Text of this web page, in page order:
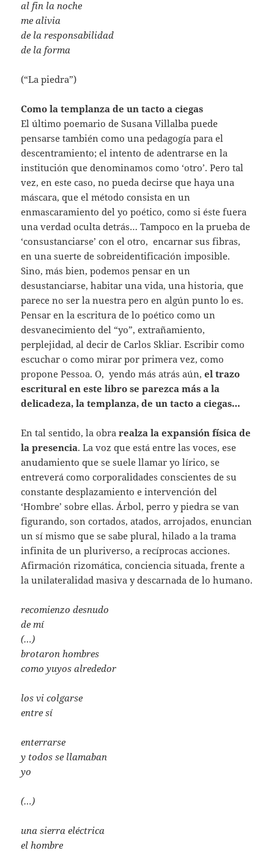
al fin la noche
me alivia
de la responsabilidad
de la forma
(“La piedra”)
Como la templanza de un tacto a ciegas
El último poemario de Susana Villalba puede
pensarse también como una pedagogía para el
descentramiento; el intento de adentrarse en la
institución que denominamos como ‘otro’. Pero tal
vez, en este caso, no pueda decirse que haya una
máscara, que el método consista en un
enmascaramiento del yo poético, como si éste fuera
una verdad oculta detrás… Tampoco en la prueba de
‘consustanciarse’ con el otro, encarnar sus fibras,
en una suerte de sobreidentificación imposible.
Sino, más bien, podemos pensar en un
desustanciarse, habitar una vida, una historia, que
parece no ser la nuestra pero en algún punto lo es.
Pensar en la escritura de lo poético como un
desvanecimiento del “yo”, extrañamiento,
perplejidad, al decir de Carlos Skliar. Escribir como
escuchar o como mirar por primera vez, como
propone Pessoa. O, yendo más atrás aún,el trazo
escritural en este libro se parezca más a la
delicadeza, la templanza, de un tacto a ciegas…
En tal sentido, la obrarealza la expansión física de
la presencia. La voz que está entre las voces, ese
anudamiento que se suele llamar yo lírico, se
entreverá como corporalidades conscientes de su
constante desplazamiento e intervención del
‘Hombre’ sobre ellas. Árbol, perro y piedra se van
figurando, son cortados, atados, arrojados, enuncian
un sí mismo que se sabe plural, hilado a la trama
infinita de un pluriverso, a recíprocas acciones.
Afirmación rizomática, conciencia situada, frente a
la unilateralidad masiva y descarnada de lo humano.
recomienzo desnudo
de mí
(…)
brotaron hombres
como yuyos alrededor
los vi colgarse
entre sí
enterrarse
y todos se llamaban
yo
(…)
una sierra eléctrica
el hombre